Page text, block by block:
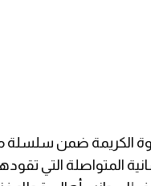
الكريمة ضمن سلسلة
المتواصلة التي